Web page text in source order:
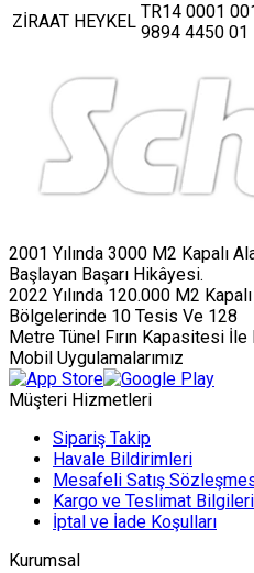
ZİRAAT HEYKEL TR14 0001
9894 4450 01
2001 Yılında 3000 M2 Kapalı
Başlayan Başarı Hikâyesi.
2022 Yılında 120.000 M2
Bölgelerinde 10 Tesis Ve 128
Metre Tünel Fırın Kapasitesi
Mobil Uygulamalarımız
Müşteri Hizmetleri
Sipariş Takip
Havale Bildirimleri
Mesafeli Satış
Kargo ve Teslimat Bilgileri
İptal ve İade Koşulları
Kurumsal